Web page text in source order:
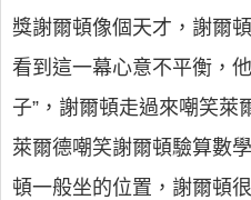
獎謝爾頓像個天才，謝爾
看到這一幕心意不平衡，
子”，謝爾頓走過來嘲笑萊
萊爾德嘲笑謝爾頓驗算數
頓一般坐的位置，謝爾頓